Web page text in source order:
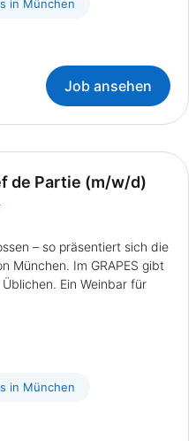
in München
Job ansehen
de Partie (m/w/d)
– so präsentiert sich die
München. Im GRAPES gibt
Ein Weinbar für
in München